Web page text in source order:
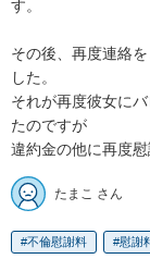
す。
その後、再度連絡
した。
それが再度彼女に
たのですが
違約金の他に再度
たまこ さん
不倫慰謝料 慰謝